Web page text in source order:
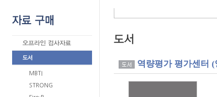
MBTI
STRONG
역량평가 평가센터